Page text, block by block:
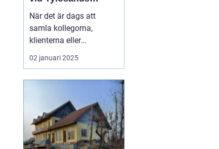
Stränder
När det är dags att
samla kollegorna,
klienterna eller
branschpartnerna för en
konferens är valet av
öka kreativiteten, stärka
relationer och bidra till
framgång...
02 januari 2025